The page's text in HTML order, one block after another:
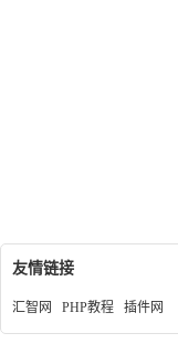
友情链接
汇智网 PHP教程 插件网